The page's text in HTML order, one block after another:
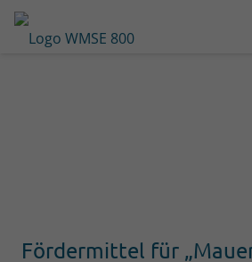
Fördermittel für